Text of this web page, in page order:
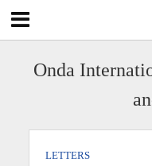
Onda
LETTERS